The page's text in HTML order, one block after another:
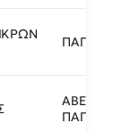
ΑΒΕΡΩΦ